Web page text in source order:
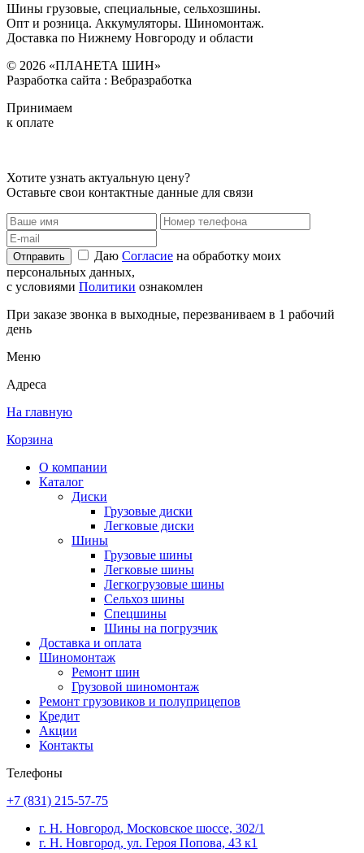
Шины грузовые, специальные, сельхозшины.
Опт и розница. Аккумуляторы. Шиномонтаж.
Доставка по Нижнему Новгороду и области
© 2026 «ПЛАНЕТА ШИН»
Разработка сайта : Вебразработка
Принимаем
к оплате
Хотите узнать актуальную цену?
Оставьте свои контактные данные для связи
Отправить Даю Согласие на обработку моих
персональных данных,
с условиями Политики ознакомлен
При заказе звонка в выходные, перезваниваем в 1 рабочий
день
Меню
Адреса
На главную
Корзина
О компании
Каталог
Диски
Грузовые диски
Легковые диски
Шины
Грузовые шины
Легковые шины
Легкогрузовые шины
Сельхоз шины
Спецшины
Шины на погрузчик
Доставка и оплата
Шиномонтаж
Ремонт шин
Грузовой шиномонтаж
Ремонт грузовиков и полуприцепов
Кредит
Акции
Контакты
Телефоны
+7 (831) 215-57-75
г. Н. Новгород, Московское шоссе, 302/1
г. Н. Новгород, ул. Героя Попова, 43 к1